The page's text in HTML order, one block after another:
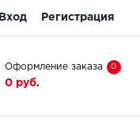
Вход Регистрация
Оформление заказа 0
0 руб.